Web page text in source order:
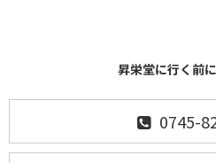
昇栄堂に行く前
0745-